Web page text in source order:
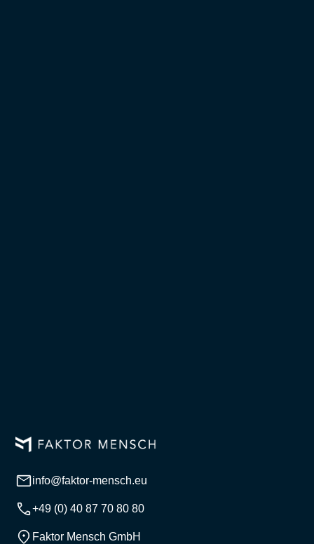
info@faktor-mensch.eu
+49 (0) 40 87 70 80 80
Faktor Mensch GmbH